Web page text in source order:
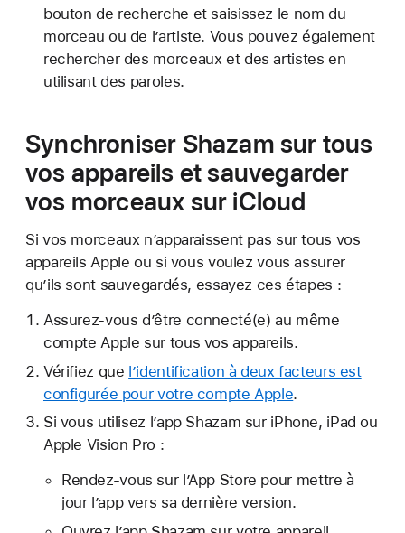
bouton de recherche et saisissez le nom du
morceau ou de l’artiste. Vous pouvez également
rechercher des morceaux et des artistes en
utilisant des paroles.
Synchroniser Shazam sur tous
vos appareils et sauvegarder
vos morceaux sur iCloud
Si vos morceaux n’apparaissent pas sur tous vos
appareils Apple ou si vous voulez vous assurer
qu’ils sont sauvegardés, essayez ces étapes :
Assurez-vous d’être connecté(e) au même
compte Apple sur tous vos appareils.
Vérifiez que l’identification à deux facteurs est
configurée pour votre compte Apple.
Si vous utilisez l’app Shazam sur iPhone, iPad ou
Apple Vision Pro :
Rendez-vous sur l’App Store pour mettre à
jour l’app vers sa dernière version.